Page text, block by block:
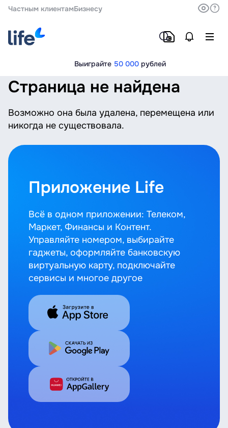
Частным клиентамБизнесу
Выиграйте 50 000 рублей
Страница не найдена
Возможно она была удалена, перемещена или
никогда не существовала.
Приложение Life
Всё в одном приложении: Телеком,
Маркет, Финансы и Контент.
Управляйте номером, выбирайте
гаджеты, оформляйте банковскую
виртуальную карту, подключайте
сервисы и многое другое